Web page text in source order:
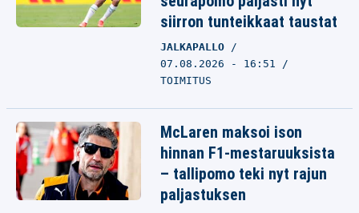
siirron tunteikkaat taustat
JALKAPALLO
07.08.2026 - 16:51
TOIMITUS
McLaren maksoi ison
hinnan F1-mestaruuksista
– tallipomo teki nyt rajun
paljastuksen